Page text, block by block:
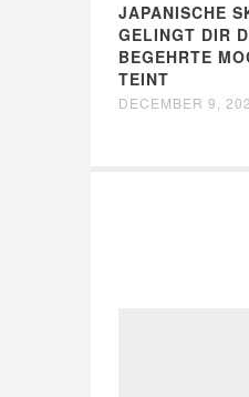
JAPANISCHE
GELINGT DIR
BEGEHRTE
TEINT
DECEMBER 9,